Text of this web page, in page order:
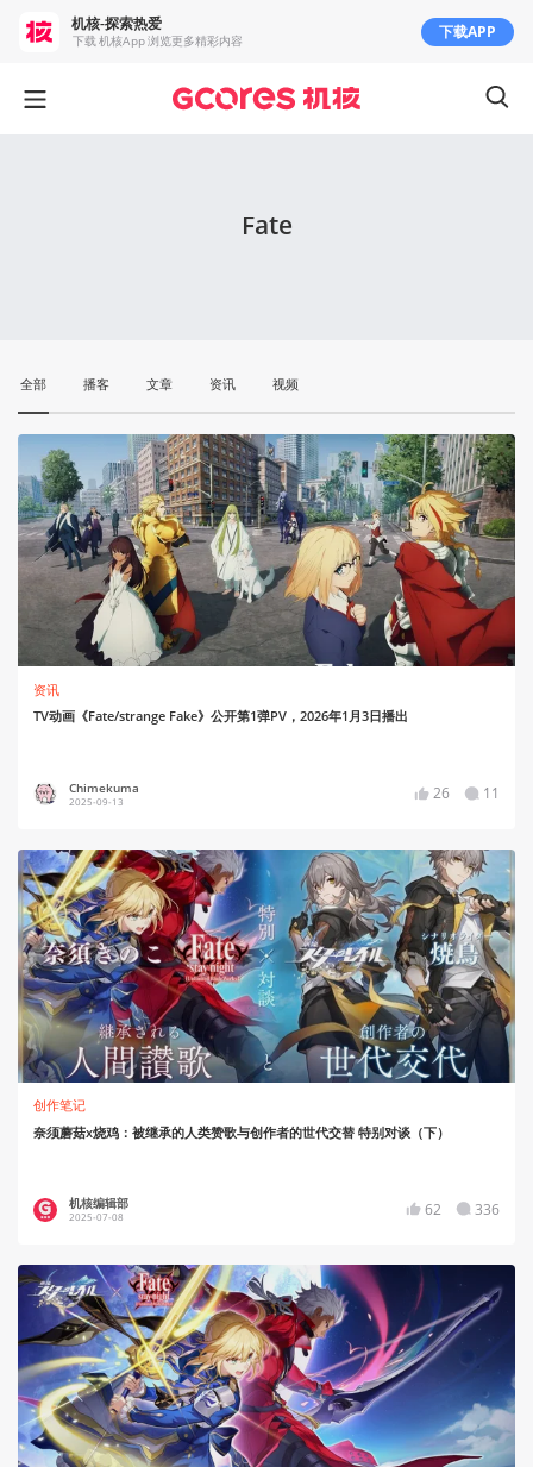
Fate
全部 播客 文章 资讯 视频
资讯
TV动画《Fate/strange Fake》公开第1弹PV，2026年1月3日播出
Chimekuma
2025-09-13 26 11
创作笔记
奈须蘑菇x烧鸡：被继承的人类赞歌与创作者的世代交替 特别对谈（下）
机核编辑部
2025-07-08 62 336
机核-探索热爱
下载 机核App 浏览更多精彩内容 下载APP